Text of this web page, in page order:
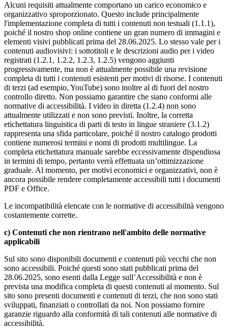
Alcuni requisiti attualmente comportano un carico economico e
organizzativo sproporzionato. Questo include principalmente
l'implementazione completa di tutti i contenuti non testuali (1.1.1),
poiché il nostro shop online contiene un gran numero di immagini e
elementi visivi pubblicati prima del 28.06.2025. Lo stesso vale per i
contenuti audiovisivi: i sottotitoli e le descrizioni audio per i video
registrati (1.2.1, 1.2.2, 1.2.3, 1.2.5) vengono aggiunti
progressivamente, ma non è attualmente possibile una revisione
completa di tutti i contenuti esistenti per motivi di risorse. I contenuti
di terzi (ad esempio, YouTube) sono inoltre al di fuori del nostro
controllo diretto. Non possiamo garantire che siano conformi alle
normative di accessibilità. I video in diretta (1.2.4) non sono
attualmente utilizzati e non sono previsti. Inoltre, la corretta
etichettatura linguistica di parti di testo in lingue straniere (3.1.2)
rappresenta una sfida particolare, poiché il nostro catalogo prodotti
contiene numerosi termini e nomi di prodotti multilingue. La
completa etichettatura manuale sarebbe eccessivamente dispendiosa
in termini di tempo, pertanto verrà effettuata un’ottimizzazione
graduale. Al momento, per motivi economici e organizzativi, non è
ancora possibile rendere completamente accessibili tutti i documenti
PDF e Office.
Le incompatibilità elencate con le normative di accessibilità vengono
costantemente corrette.
c) Contenuti che non rientrano nell'ambito delle normative
applicabili
Sul sito sono disponibili documenti e contenuti più vecchi che non
sono accessibili. Poiché questi sono stati pubblicati prima del
28.06.2025, sono esenti dalla Legge sull’Accessibilità e non è
prevista una modifica completa di questi contenuti al momento. Sul
sito sono presenti documenti e contenuti di terzi, che non sono stati
sviluppati, finanziati o controllati da noi. Non possiamo fornire
garanzie riguardo alla conformità di tali contenuti alle normative di
accessibilità.